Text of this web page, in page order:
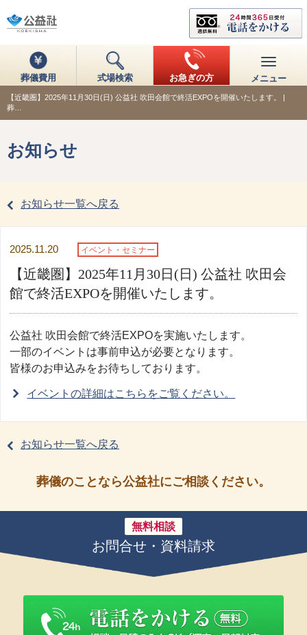
葬儀費用 式場検索 お急ぎの方 メニュー
【近畿圏】2025年11月30日(日) 公益社 吹田会館で終活EXPOを開催いたします。 |
葬…
お知らせ
お知らせ一覧へ戻る
2025.11.20 イベント・セミナー
【近畿圏】2025年11月30日(日) 公益社 吹田会
館で終活EXPOを開催いたします。
公益社 吹田会館で終活EXPOを実施いたします。
一部のイベントは事前申込が必要となります。
皆様のお申込みをお待ちしております。
イベントの詳細はこちらをご覧ください。
お知らせ一覧へ戻る
葬儀のことなら公益社にご相談ください。
無料相談
お問合せ・資料請求